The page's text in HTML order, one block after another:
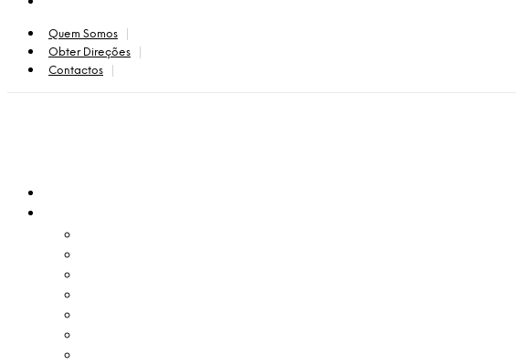
Quem Somos
Obter Direções
Contactos